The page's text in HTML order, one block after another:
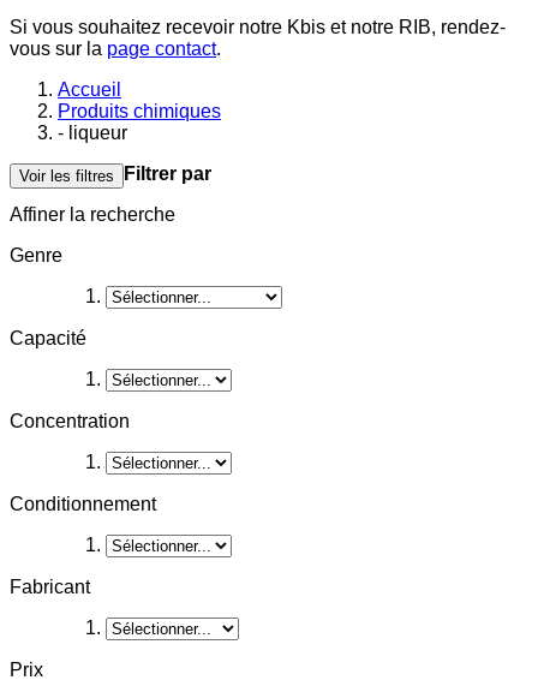
Si vous souhaitez recevoir notre Kbis et notre RIB, rendez-
vous sur la page contact.
Accueil
Produits chimiques
- liqueur
Voir les filtres
Filtrer par
Affiner la recherche
Genre
Capacité
Concentration
Conditionnement
Fabricant
Prix